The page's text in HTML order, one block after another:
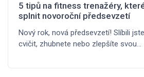
5 tipů na fitness trenažéry,
splnit novoroční předsevzetí
Nový rok, nová předsevzetí! Slíbili
cvičit, zhubnete nebo zlepšíte svou…